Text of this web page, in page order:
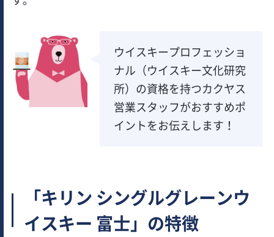
ウイスキープロフェッショ
ナル（ウイスキー文化研究
所）の資格を持つカクヤス
営業スタッフがおすすめポ
イントをお伝えします！
「キリン シングルグレーンウ
イスキー 富士」の特徴